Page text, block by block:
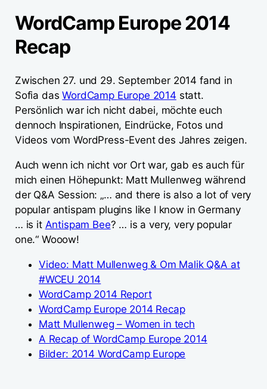
WordCamp Europe 2014
Recap
Zwischen 27. und 29. September 2014 fand in
Sofia dasWordCamp Europe 2014 statt.
Persönlich war ich nicht dabei, möchte euch
dennoch Inspirationen, Eindrücke, Fotos und
Videos vom WordPress-Event des Jahres zeigen.
Auch wenn ich nicht vor Ort war, gab es auch für
mich einen Höhepunkt: Matt Mullenweg während
der Q&A Session: „… and there is also a lot of very
popular antispam plugins like I know in Germany
… is it Antispam Bee? … is a very, very popular
one.“ Wooow!
Video: Matt Mullenweg & Om Malik Q&A at
#WCEU 2014
WordCamp 2014 Report
WordCamp Europe 2014 Recap
Matt Mullenweg – Women in tech
A Recap of WordCamp Europe 2014
Bilder: 2014 WordCamp Europe